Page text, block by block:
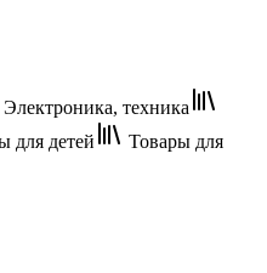
Электроника, техника
для детей
Товары для